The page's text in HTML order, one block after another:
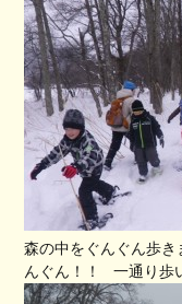
森の中をぐんぐん歩
んぐん！！ 一通り歩